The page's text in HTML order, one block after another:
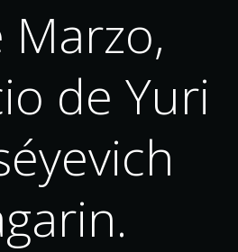
Marzo,
de Yuri